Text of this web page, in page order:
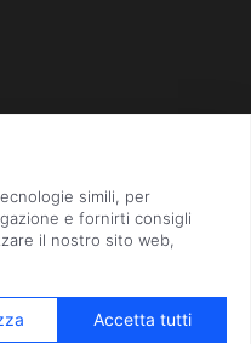
Sociale i.v. € 800.000,00